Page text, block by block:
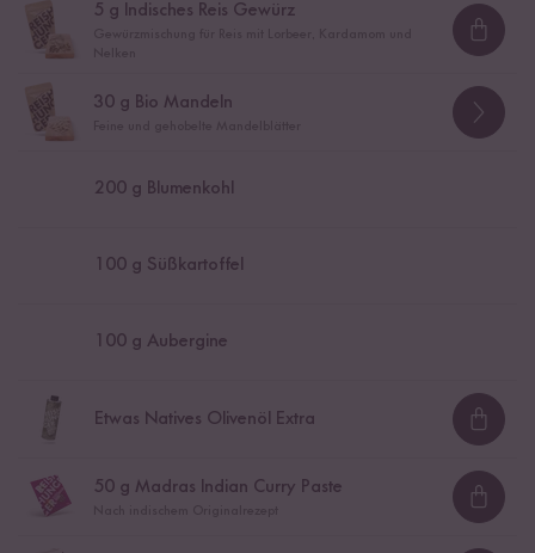
5 g Indisches Reis Gewürz
30 g Bio Mandeln
200 g Blumenkohl
100 g Süßkartoffel
100 g Aubergine
Etwas Natives Olivenöl Extra
50 g Madras Indian Curry Paste